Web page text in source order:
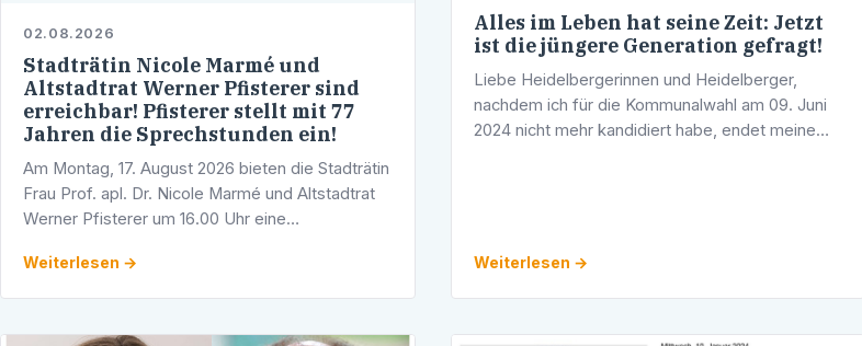
02.08.2026
Stadträtin Nicole Marmé und
Altstadtrat Werner Pfisterer sind
erreichbar! Pfisterer stellt mit 77
Jahren die Sprechstunden ein!
Am Montag, 17. August 2026 bieten die Stadträtin
Frau Prof. apl. Dr. Nicole Marmé und Altstadtrat
Werner Pfisterer um 16.00 Uhr eine
mit Ihren Fragen, Anliegen und …
Weiterlesen →
Alles im Leben hat seine Zeit: Jetzt
ist die jüngere Generation gefragt!
Liebe Heidelbergerinnen und Heidelberger,
nachdem ich für die Kommunalwahl am 09. Juni
2024 nicht mehr kandidiert habe, endet meine
Weiterlesen →